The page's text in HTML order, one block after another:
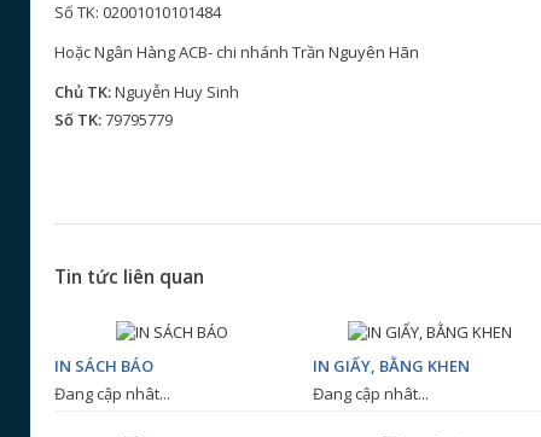
Số TK: 02001010101484
Hoặc Ngân Hàng ACB- chi nhánh Trần Nguyên Hãn
Chủ TK:Nguyễn Huy Sinh
Số TK:79795779
Tin tức liên quan
IN SÁCH BÁO
Đang cập nhât...
IN GIẤY, BẰNG KHEN
Đang cập nhât...